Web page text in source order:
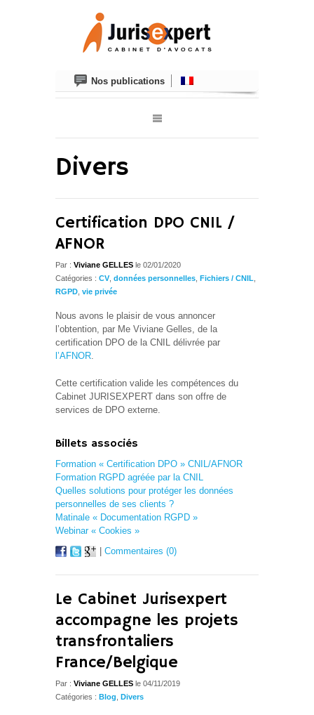
Nos publications
Divers
Certification DPO CNIL /
AFNOR
Par : Viviane GELLES le 02/01/2020
Catégories : CV données personnelles Fichiers / CNIL
RGPD vie privée
Nous avons le plaisir de vous annoncer
l’obtention, par Me Viviane Gelles, de la
certification DPO de la CNIL délivrée par
l’AFNOR.
Cette certification valide les compétences du
Cabinet JURISEXPERT dans son offre de
services de DPO externe.
Billets associés
Formation « Certification DPO » CNIL/AFNOR
Formation RGPD agréée par la CNIL
Quelles solutions pour protéger les données
personnelles de ses clients ?
Matinale « Documentation RGPD »
Webinar « Cookies »
Commentaires (0)
Le Cabinet Jurisexpert
accompagne les projets
transfrontaliers
France/Belgique
Par : Viviane GELLES le 04/11/2019
Catégories : Blog Divers